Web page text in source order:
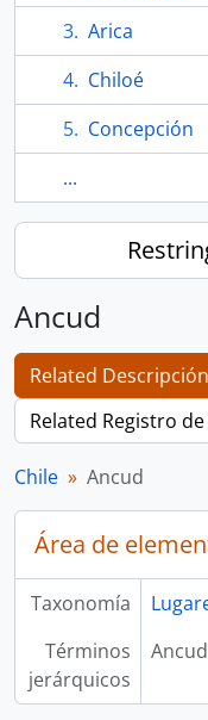
Arica
Chiloé
Concepción
...
Ancud
Related
Related Registro
Chile Ancud
Área de
Taxonomía
Términos
jerárquicos
Ancud